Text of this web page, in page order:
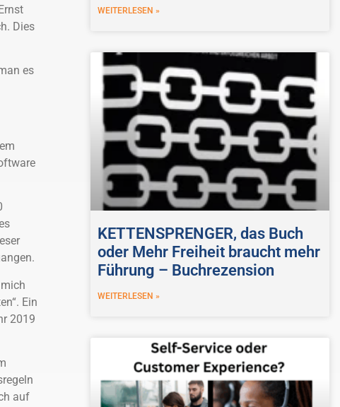
Dies
es
Ein
2019
auf
WEITERLESEN »
KETTENSPRENGER, das Buch
oder Mehr Freiheit braucht mehr
Führung – Buchrezension
WEITERLESEN »